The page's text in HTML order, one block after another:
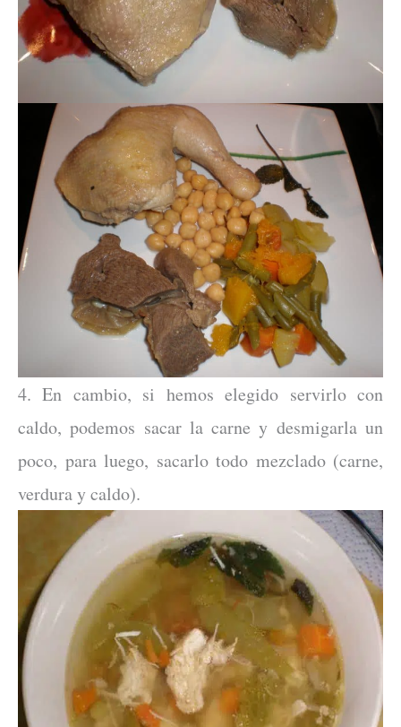
4. En cambio, si hemos elegido servirlo con
caldo, podemos sacar la carne y desmigarla un
poco, para luego, sacarlo todo mezclado (carne,
verdura y caldo).